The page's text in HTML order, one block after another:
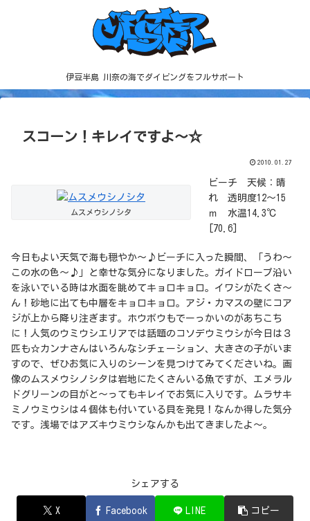
伊豆半島 川奈の海でダイビングをフルサポート
スコーン！キレイですよ～☆
2010.01.27
ムスメウシノシタ
ビーチ 天候：晴
れ 透明度12～15
ｍ 水温14.3℃
[70.6]
今日もよい天気で海も穏やか～♪ビーチに入った瞬間、「うわ～
この水の色～♪」と幸せな気分になりました。ガイドロープ沿い
を泳いでいる時は水面を眺めてキョロキョロ。イワシがたくさ～
ん！砂地に出ても中層をキョロキョロ。アジ・カマスの壁にコア
ジが上から降り注ぎます。ホウボウもでーっかいのがあちこち
に！人気のウミウシエリアでは話題のコソデウミウシが今日は３
匹も☆カンナさんはいろんなシチェーション、大きさの子がいま
すので、ぜひお気に入りのシーンを見つけてみてくださいね。画
像のムスメウシノシタは岩地にたくさんいる魚ですが、エメラル
ドグリーンの目がと～ってもキレイでお気に入りです。ムラサキ
ミノウミウシは４個体も付いている貝を発見！なんか得した気分
です。浅場ではアズキウミウシなんかも出てきましたよ～。
シェアする
X Facebook LINE コピー